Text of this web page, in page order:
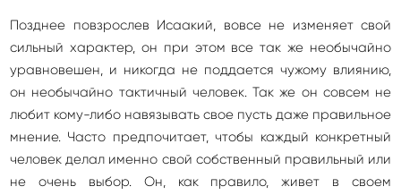
Позднее повзрослев Исаакий, вовсе не изменяет свой
сильный характер, он при этом все так же необычайно
уравновешен, и никогда не поддается чужому влиянию,
он необычайно тактичный человек. Так же он совсем не
любит кому-либо навязывать свое пусть даже правильное
мнение. Часто предпочитает, чтобы каждый конкретный
человек делал именно свой собственный правильный или
не очень выбор. Он, как правило, живет в своем